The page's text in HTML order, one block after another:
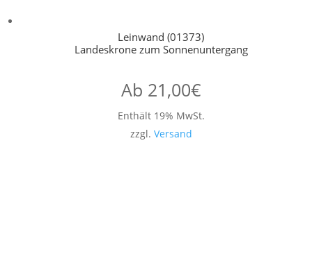
Leinwand (01373)
Landeskrone zum Sonnenuntergang
Ab 21,00€
Enthält 19% MwSt.
zzgl. Versand